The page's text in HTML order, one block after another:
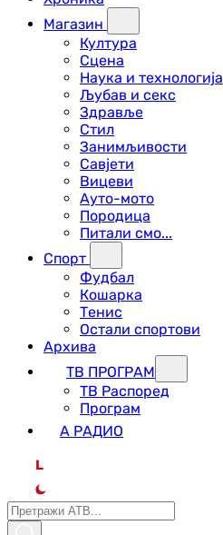
Магазин
Култура
Сцена
Наука и технологија
Љубав и секс
Здравље
Стил
Занимљивости
Савјети
Вицеви
Ауто-мото
Породица
Питали смо...
Спорт
Фудбал
Кошарка
Тенис
Остали спортови
Архива
ТВ ПРОГРАМ
ТВ Распоред
Програм
А РАДИО
L